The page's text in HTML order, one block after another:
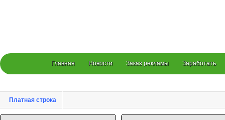
Главная Новости Заказ рекламы Заработать
Платная строка